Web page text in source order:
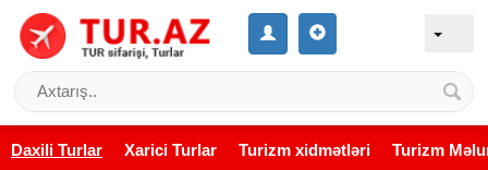
Daxili Turlar Xarici Turlar Turizm xidmətləri Turizm